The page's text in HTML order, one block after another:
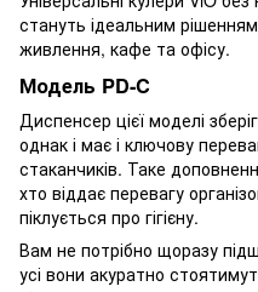
стануть ідеальним
живлення, кафе та офісу.
Модель PD-C
Диспенсер цієї моделі
однак і має і ключову
стаканчиків. Таке
хто віддає перевагу
піклується про гігієну.
Вам не потрібно щоразу
усі вони акуратно